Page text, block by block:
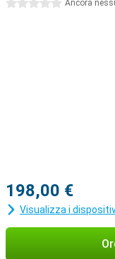
e lo scanner di
Gemini e Circle to
0 stelleAncora
198,00 €
Visualizza i